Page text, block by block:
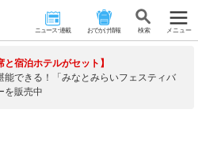
ニュース･連載 おでかけ情報 検 索 メニュー
と宿泊ホテルがセット】
能できる！「みなとみらいフェスティバ
を販売中